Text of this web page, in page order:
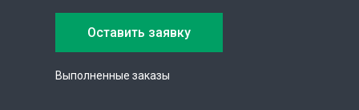
Оставить заявку
Выполненные заказы